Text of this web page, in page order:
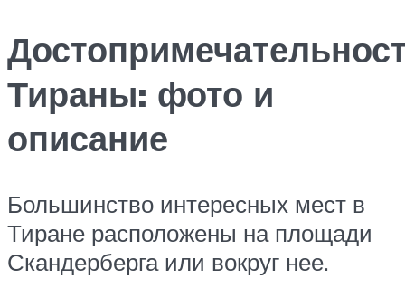
Тираны: фото и
описание
Большинство интересных мест в
Тиране расположены на площади
Скандерберга или вокруг нее.